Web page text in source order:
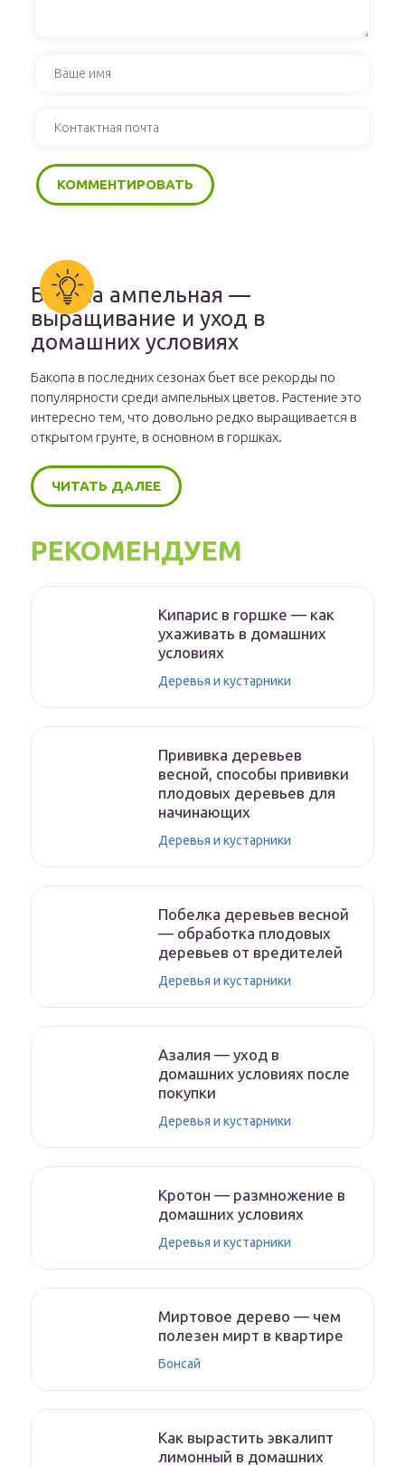
Бакопа ампельная —
выращивание и уход в
домашних условиях
Бакопа в последних сезонах бьет все рекорды по
популярности среди ампельных цветов. Растение это
интересно тем, что довольно редко выращивается в
открытом грунте, в основном в горшках.
ЧИТАТЬ ДАЛЕЕ
РЕКОМЕНДУЕМ
Кипарис в горшке — как
ухаживать в домашних
условиях
Деревья и кустарники
Прививка деревьев
весной, способы прививки
плодовых деревьев для
начинающих
Деревья и кустарники
Побелка деревьев весной
— обработка плодовых
деревьев от вредителей
Деревья и кустарники
Азалия — уход в
домашних условиях после
покупки
Деревья и кустарники
Кротон — размножение в
домашних условиях
Деревья и кустарники
Миртовое дерево — чем
полезен мирт в квартире
Бонсай
Как вырастить эвкалипт
лимонный в домашних